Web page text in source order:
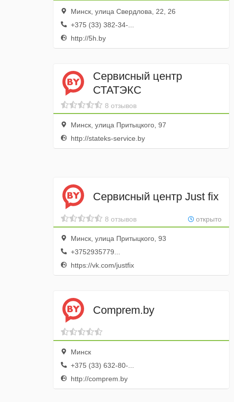
Минск, улица Свердлова, 22, 26
+375 (33) 382-34-...
http://5h.by
Сервисный центр
СТАТЭКС
8 отзывов
Минск, улица Притыцкого, 97
http://stateks-service.by
Сервисный центр Just fix
открыто
8 отзывов
Минск, улица Притыцкого, 93
+3752935779...
https://vk.com/justfix
Comprem.by
Минск
+375 (33) 632-80-...
http://comprem.by